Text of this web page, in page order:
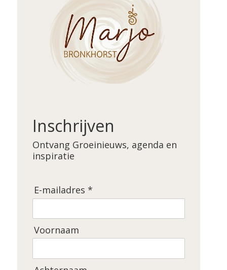
Inschrijven
Ontvang Groeinieuws, agenda en
inspiratie
E-mailadres *
Voornaam